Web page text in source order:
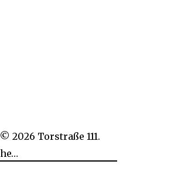
© 2026 Torstraße 111.